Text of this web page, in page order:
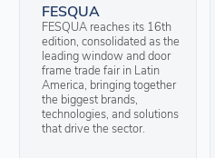
FESQUA
FESQUA reaches its 16th
edition, consolidated as the
leading window and door
frame trade fair in Latin
America, bringing together
the biggest brands,
technologies, and solutions
that drive the sector.